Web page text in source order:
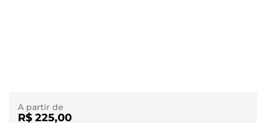
A partir de
R$ 225,00